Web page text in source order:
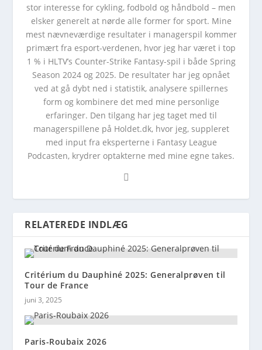
stor interesse for cykling, fodbold og håndbold – men
elsker generelt at nørde alle former for sport. Mine
mest nævneværdige resultater i managerspil kommer
primært fra esport-verdenen, hvor jeg har været i top
1 % i HLTV’s Counter-Strike Fantasy-spil i både Spring
Season 2024 og 2025. De resultater har jeg opnået
ved at gå dybt ned i statistik, analysere spillernes
form og kombinere det med mine personlige
erfaringer. Den tilgang har jeg taget med til
managerspillene på Holdet.dk, hvor jeg, suppleret
med input fra eksperterne i Fantasy League
Podcasten, krydrer optakterne med mine egne takes.
RELATEREDE INDLÆG
Critérium du Dauphiné 2025: Generalprøven til
Tour de France
juni 3, 2025
Paris-Roubaix 2026